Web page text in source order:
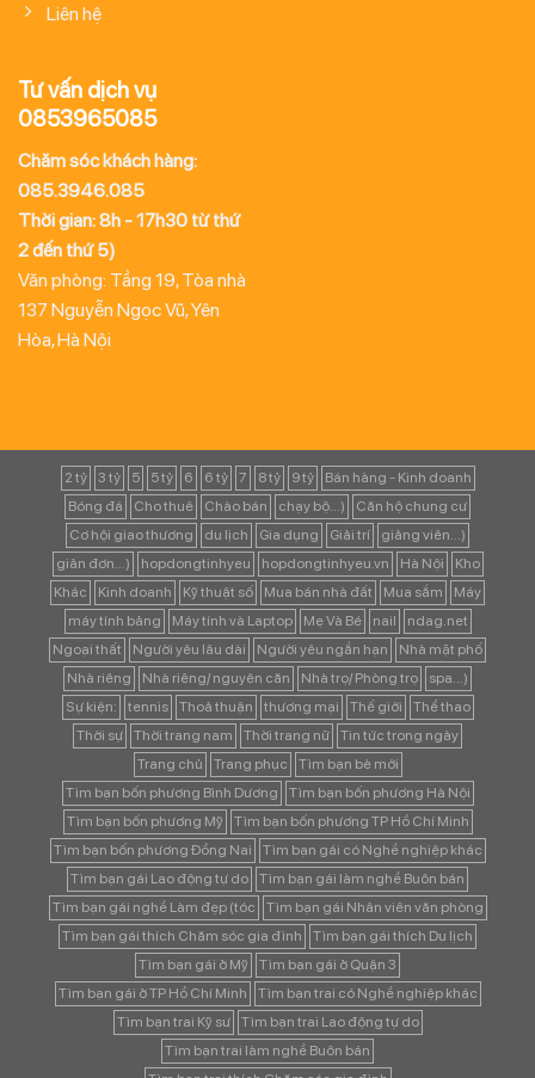
Liên hệ
Tư vấn dịch vụ
0853965085
Chăm sóc khách hàng:
085.3946.085
Thời gian: 8h - 17h30 từ thứ
2 đến thứ 5)
Văn phòng: Tầng 19, Tòa nhà
137 Nguyễn Ngọc Vũ, Yên
Hòa, Hà Nội
2 tỷ 3 tỷ 5 5 tỷ 6 6 tỷ 7 8 tỷ 9 tỷ
Bán hàng - Kinh doanh
Bóng đá
Cho thuê Chào bán chạy bộ...)
Căn hộ chung cư
Cơ hội giao thương
du lịch Gia dụng Giải trí
giảng viên...)
giản đơn...)
hopdongtinhyeu hopdongtinhyeu.vn Hà Nội
Kho
Khác
Kinh doanh Kỹ thuật số Mua bán nhà đất Mua sắm
Máy
máy tính bảng
Máy tính và Laptop Mẹ Và Bé nail
ndag.net
Ngoại thất
Người yêu lâu dài Người yêu ngắn hạn
Nhà mặt phố
Nhà riêng
Nhà riêng/ nguyên căn Nhà trọ/ Phòng trọ
spa...)
Sự kiện:
tennis Thoả thuận thương mại Thế giới
Thể thao
Thời sự
Thời trang nam Thời trang nữ
Tin tức trong ngày
Trang chủ
Trang phục
Tìm bạn bè mới
Tìm bạn bốn phương Bình Dương
Tìm bạn bốn phương Hà Nội
Tìm bạn bốn phương Mỹ
Tìm bạn bốn phương TP Hồ Chí Minh
Tìm bạn bốn phương Đồng Nai
Tìm bạn gái có Nghề nghiệp khác
Tìm bạn gái Lao động tự do
Tìm bạn gái làm nghề Buôn bán
Tìm bạn gái nghề Làm đẹp (tóc
Tìm bạn gái Nhân viên văn phòng
Tìm bạn gái thích Chăm sóc gia đình
Tìm bạn gái thích Du lịch
Tìm bạn gái ở Mỹ
Tìm bạn gái ở Quận 3
Tìm bạn gái ở TP Hồ Chí Minh
Tìm bạn trai có Nghề nghiệp khác
Tìm bạn trai Kỹ sư
Tìm bạn trai Lao động tự do
Tìm bạn trai làm nghề Buôn bán